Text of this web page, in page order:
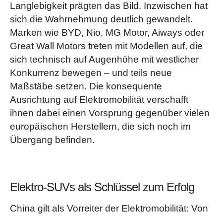
Langlebigkeit prägten das Bild. Inzwischen hat
sich die Wahrnehmung deutlich gewandelt.
Marken wie BYD, Nio, MG Motor, Aiways oder
Great Wall Motors treten mit Modellen auf, die
sich technisch auf Augenhöhe mit westlicher
Konkurrenz bewegen – und teils neue
Maßstäbe setzen. Die konsequente
Ausrichtung auf Elektromobilität verschafft
ihnen dabei einen Vorsprung gegenüber vielen
europäischen Herstellern, die sich noch im
Übergang befinden.
Elektro-SUVs als Schlüssel zum Erfolg
China gilt als Vorreiter der Elektromobilität: Von